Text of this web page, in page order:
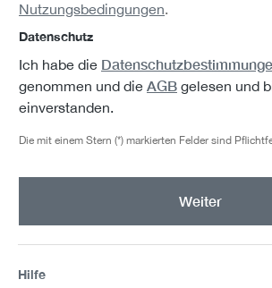
Nutzungsbedingungen.
Datenschutz
Ich habe die
genommen und die AGB gelesen und
einverstanden.
Die mit einem Stern (*) markierten Felder sind
Weiter
Hilfe